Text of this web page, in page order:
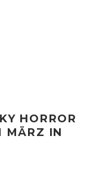
HORROR
MÄRZ IN